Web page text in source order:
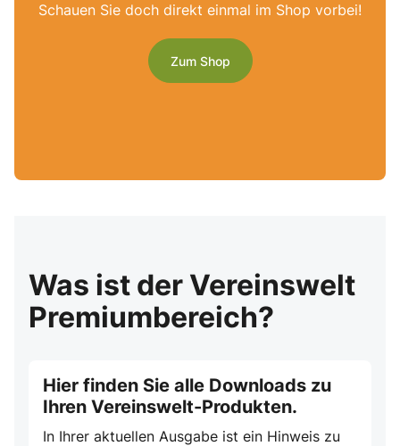
Schauen Sie doch direkt einmal im Shop vorbei!
Zum Shop
Was ist der Vereinswelt
Premiumbereich?
Hier finden Sie alle Downloads zu
Ihren Vereinswelt-Produkten.
In Ihrer aktuellen Ausgabe ist ein Hinweis zu